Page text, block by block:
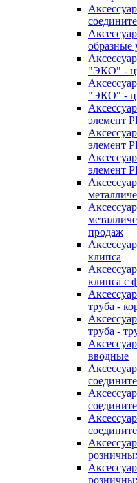
"ЭКО" -
"ЭКО" -
элемент
элемент
элемент
продаж
клипса
клипса с
труба -
труба -
вводные